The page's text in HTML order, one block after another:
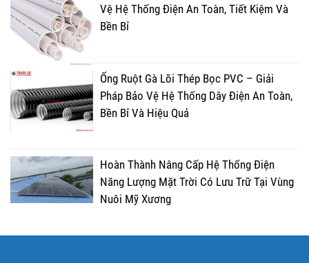
Vệ Hệ Thống Điện An Toàn, Tiết Kiệm Và
Bền Bỉ
Ống Ruột Gà Lõi Thép Bọc PVC – Giải
Pháp Bảo Vệ Hệ Thống Dây Điện An Toàn,
Bền Bỉ Và Hiệu Quả
Hoàn Thành Nâng Cấp Hệ Thống Điện
Năng Lượng Mặt Trời Có Lưu Trữ Tại Vùng
Nuôi Mỹ Xương